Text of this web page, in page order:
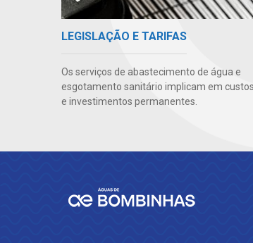
LEGISLAÇÃO E TARIFAS
Os serviços de abastecimento de água e
esgotamento sanitário implicam em custos
e investimentos permanentes.